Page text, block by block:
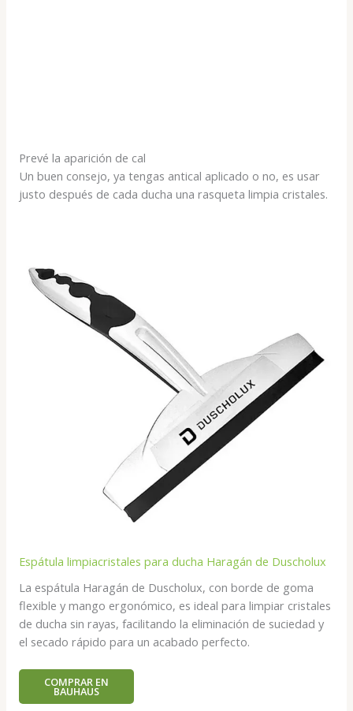
Prevé la aparición de cal
Un buen consejo, ya tengas antical aplicado o no, es usar
justo después de cada ducha una rasqueta limpia cristales.
Espátula limpiacristales para ducha Haragán de Duscholux
La espátula Haragán de Duscholux, con borde de goma
flexible y mango ergonómico, es ideal para limpiar cristales
de ducha sin rayas, facilitando la eliminación de suciedad y
el secado rápido para un acabado perfecto.
COMPRAR EN
BAUHAUS